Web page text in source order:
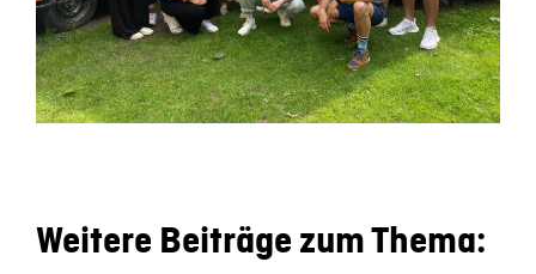
Weitere Beiträge zum Thema: